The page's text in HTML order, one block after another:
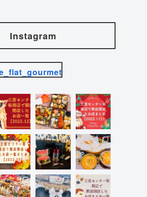
Instagram